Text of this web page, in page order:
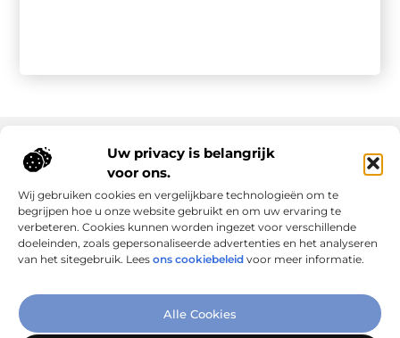
Uw privacy is belangrijk
voor ons.
Wij gebruiken cookies en vergelijkbare technologieën om te
begrijpen hoe u onze website gebruikt en om uw ervaring te
verbeteren. Cookies kunnen worden ingezet voor verschillende
doeleinden, zoals gepersonaliseerde advertenties en het analyseren
van het sitegebruik. Lees ons cookiebeleid voor meer informatie.
Alle Cookies
Verbind Artikelen, Deel Inzichten
Onze informatie